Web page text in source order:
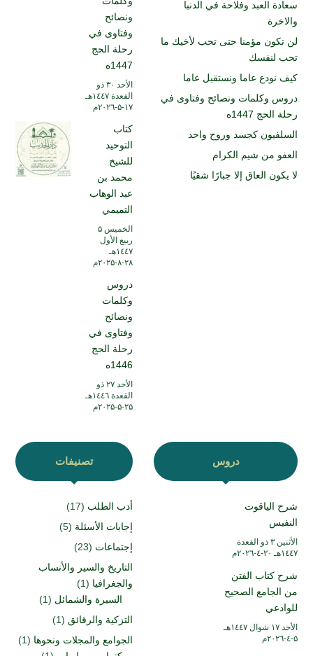
سعادة العبد وفلاحة في الدنبا
والاخرة
لن تكون مؤمنا حتى تحب لأخيك ما
تحب لنفسك
كيف نودع عاما ونستقبل عاما
دروس وكلمات ونصائح وفتاوى في
رحلة الحج 1447ه
السلفيون كجسد وروح واحد
العفو من شيم الكرام
لا يكون العاق إلا جبارًا شقيًا
ونصائح
وفتاوى في
رحلة الحج
1447ه
الأحد ۳۰ ذو
القعدة ۱٤٤۷هـ
۱۷-۵-۲۰۲٦م
كتاب
التوحيد
للشيخ
محمد بن
عبد الوهاب
التميمي
الخميس ۵
ربيع الأول
۱٤٤۷هـ
۲۸-۸-۲۰۲۵م
دروس
وكلمات
ونصائح
وفتاوى في
رحلة الحج
1446ه
الأحد ۲۷ ذو
القعدة ۱٤٤٦هـ
۲۵-۵-۲۰۲۵م
دروس
شرح الياقوت
النفيس
الأثنين ۳ ذو القعدة
۱٤٤۷هـ ۲۰-٤-۲۰۲٦م
شرح كتاب الفتن
من الجامع الصحيح
للوادعي
الأحد ۱۷ شوال ۱٤٤۷هـ
۵-٤-۲۰۲٦م
تصنيفات
أدب الطلب (17)
إجابات الأسئلة (5)
إجتماعات (23)
التاريخ والسير والأنساب
والجغرافيا (1)
السيرة والشمائل (1)
التزكية والرقائق (1)
الجوامع والمجلات ونحوها (1)